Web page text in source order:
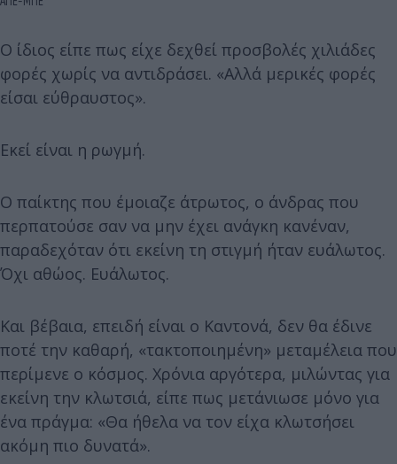
Ο ίδιος είπε πως είχε δεχθεί προσβολές χιλιάδες
φορές χωρίς να αντιδράσει. «Αλλά μερικές φορές
είσαι εύθραυστος».
Εκεί είναι η ρωγμή.
Ο παίκτης που έμοιαζε άτρωτος, ο άνδρας που
περπατούσε σαν να μην έχει ανάγκη κανέναν,
παραδεχόταν ότι εκείνη τη στιγμή ήταν ευάλωτος.
Όχι αθώος. Ευάλωτος.
Και βέβαια, επειδή είναι ο Καντονά, δεν θα έδινε
ποτέ την καθαρή, «τακτοποιημένη» μεταμέλεια που
περίμενε ο κόσμος. Χρόνια αργότερα, μιλώντας για
εκείνη την κλωτσιά, είπε πως μετάνιωσε μόνο για
ένα πράγμα: «Θα ήθελα να τον είχα κλωτσήσει
ακόμη πιο δυνατά».